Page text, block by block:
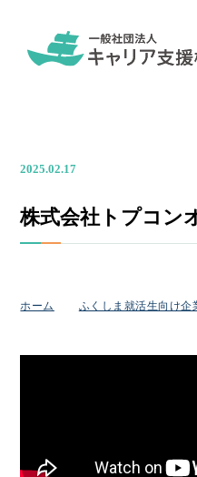
2025.02.17
株式会社トプコン
ホーム ふくしま就活生向け企